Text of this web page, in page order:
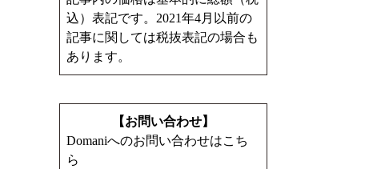
込）表記です。2021年4月以前の
記事に関しては税抜表記の場合も
あります。
【お問い合わせ】
Domaniへのお問い合わせはこち
ら